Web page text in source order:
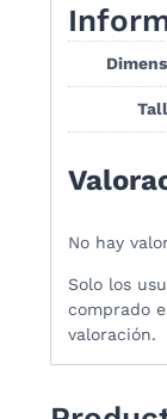
No hay
Solo los
comprado
valoración.